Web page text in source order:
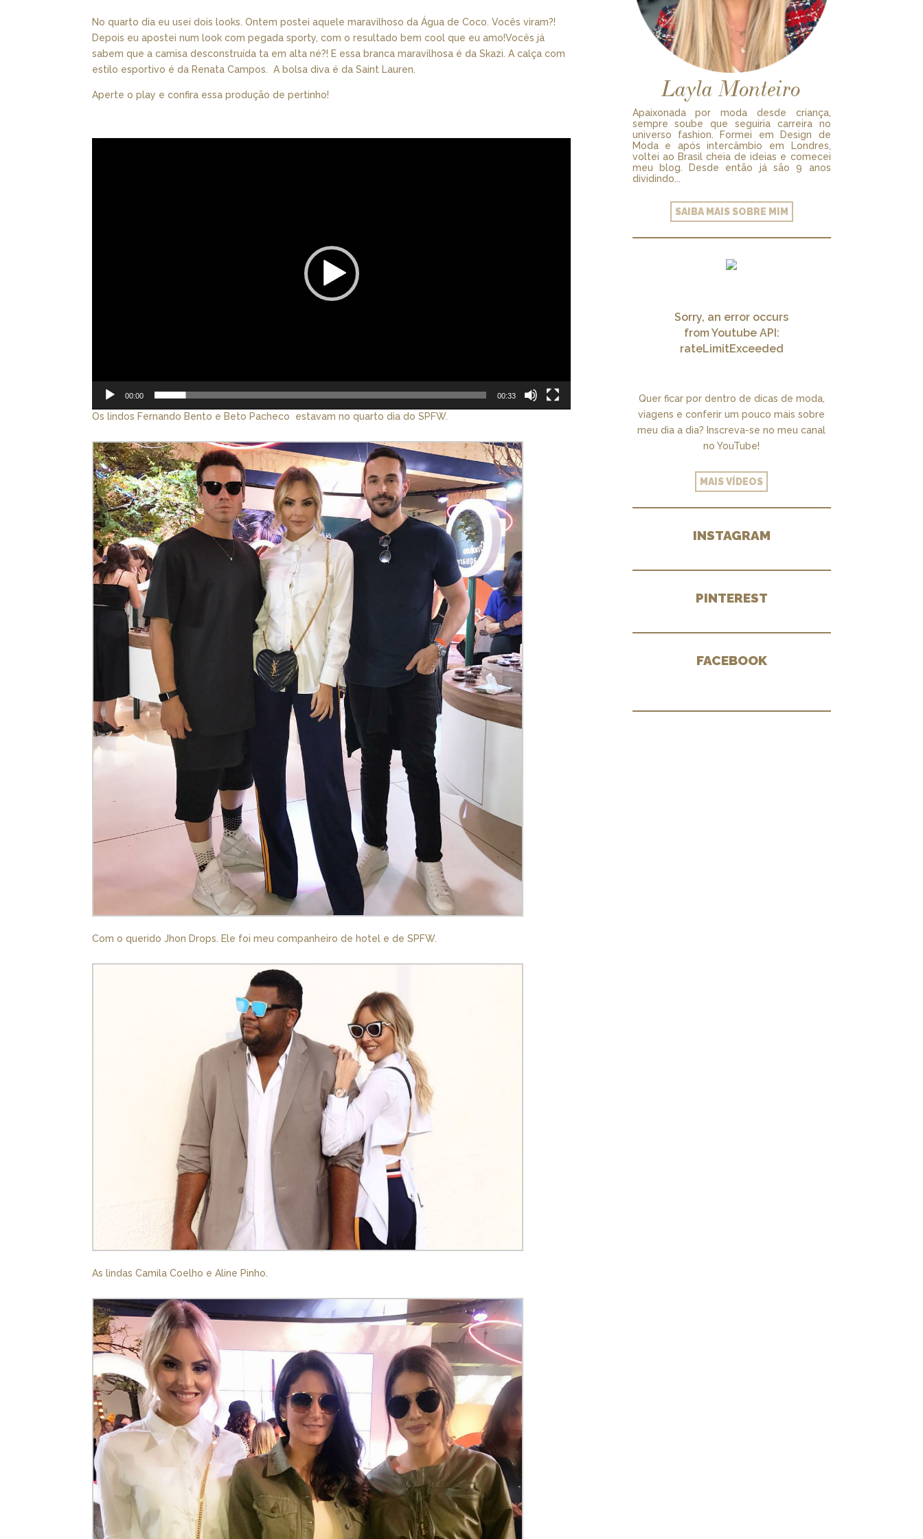
No quarto dia eu usei dois looks. Ontem postei aquele maravilhoso da Água de Coco. Vocês viram?!
Depois eu apostei num look com pegada sporty, com o resultado bem cool que eu amo!Vocês já
sabem que a camisa desconstruída ta em alta né?! E essa branca maravilhosa é da Skazi. A calça com
estilo esportivo é da Renata Campos. A bolsa diva é da Saint Lauren.
Aperte o play e confira essa produção de pertinho!
00:00 00:33
Os lindos Fernando Bento e Beto Pacheco estavam no quarto dia do SPFW.
Com o querido Jhon Drops. Ele foi meu companheiro de hotel e de SPFW.
As lindas Camila Coelho e Aline Pinho.
Layla Monteiro
Apaixonada por moda desde criança,
sempre soube que seguiria carreira no
universo fashion. Formei em Design de
Moda e após intercâmbio em Londres,
voltei ao Brasil cheia de ideias e comecei
meu blog. Desde então já são 9 anos
dividindo...
SAIBA MAIS SOBRE MIM
Sorry, an error occurs
from Youtube API:
rateLimitExceeded
Quer ficar por dentro de dicas de moda,
viagens e conferir um pouco mais sobre
meu dia a dia? Inscreva-se no meu canal
no YouTube!
MAIS VÍDEOS
INSTAGRAM
PINTEREST
FACEBOOK